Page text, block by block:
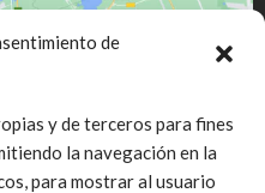
de
y de terceros para fines
la navegación en la
para mostrar al usuario